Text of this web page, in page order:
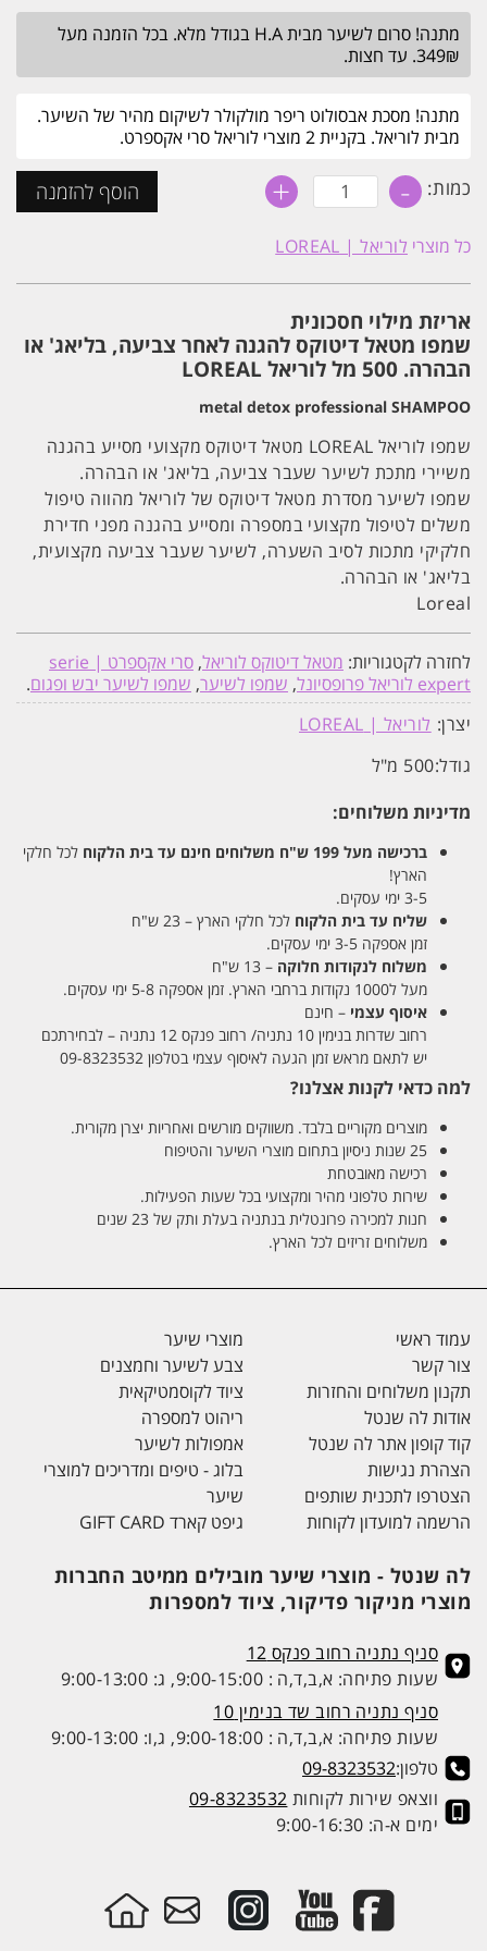
היה:
₪162.
הוא:
₪142. מתנה! סרום לשיער מבית H.A בגודל מלא. בכל הזמנה מעל
349₪. עד חצות.
מתנה! מסכת אבסולוט ריפר מולקולר לשיקום מהיר של השיער.
מבית לוריאל. בקניית 2 מוצרי לוריאל סרי אקספרט.
כמות: - כמות
של
מילוי
חסכונית
שמפו
דיטוקס
ללא
סופלטים
לשיער
או
500ML
לוריאל
+ הוסף להזמנה
כל מוצרי לוריאל | LOREAL
אריזת מילוי חסכונית
שמפו מטאל דיטוקס להגנה לאחר צביעה, בליאג' או
הבהרה. 500 מל לוריאל LOREAL
metal detox professional SHAMPOO
שמפו לוריאל LOREAL מטאל דיטוקס מקצועי מסייע בהגנה
משיירי מתכת לשיער שעבר צביעה, בליאג' או הבהרה.
שמפו לשיער מסדרת מטאל דיטוקס של לוריאל מהווה טיפול
משלים לטיפול מקצועי במספרה ומסייע בהגנה מפני חדירת
חלקיקי מתכות לסיב השערה, לשיער שעבר צביעה מקצועית,
בליאג' או הבהרה.
Loreal
לחזרה לקטגוריות: מטאל דיטוקס לוריאל,
סרי אקספרט | serie
expert לוריאל פרופסיונל
, שמפו לשיער, שמפו לשיער יבש ופגום.
יצרן: לוריאל | LOREAL
גודל:500 מ"ל
מדיניות משלוחים:
ברכישה מעל 199 ש"ח משלוחים חינם עד בית הלקוח לכל חלקי
הארץ!
3-5 ימי עסקים.
שליח עד בית הלקוח לכל חלקי הארץ – 23 ש"ח
זמן אספקה 3-5 ימי עסקים.
משלוח לנקודות חלוקה – 13 ש"ח
מעל ל1000 נקודות ברחבי הארץ. זמן אספקה 5-8 ימי עסקים.
איסוף עצמי – חינם
רחוב שדרות בנימין 10 נתניה/ רחוב פנקס 12 נתניה – לבחירתכם
יש לתאם מראש זמן הגעה לאיסוף עצמי בטלפון 09-8323532
למה כדאי לקנות אצלנו?
מוצרים מקוריים בלבד. משווקים מורשים ואחריות יצרן מקורית.
25 שנות ניסיון בתחום מוצרי השיער והטיפוח
רכישה מאובטחת
שירות טלפוני מהיר ומקצועי בכל שעות הפעילות.
חנות למכירה פרונטלית בנתניה בעלת ותק של 23 שנים
משלוחים זריזים לכל הארץ.
עמוד ראשי
צור קשר
תקנון משלוחים והחזרות
אודות לה שנטל
קוד קופון אתר לה שנטל
הצהרת נגישות
הצטרפו לתכנית שותפים
הרשמה למועדון לקוחות
מוצרי שיער
צבע לשיער וחמצנים
ציוד לקוסמטיקאית
ריהוט למספרה
אמפולות לשיער
בלוג - טיפים ומדריכים למוצרי
שיער
גיפט קארד GIFT CARD
לה שנטל - מוצרי שיער מובילים ממיטב החברות
מוצרי מניקור פדיקור, ציוד למספרות
סניף נתניה רחוב פנקס 12
שעות פתיחה: א,ב,ד,ה : 9:00-15:00, ג: 9:00-13:00
סניף נתניה רחוב שד בנימין 10
שעות פתיחה: א,ב,ד,ה : 9:00-18:00, ג,ו: 9:00-13:00
טלפון:09-8323532
ווצאפ שירות לקוחות 09-8323532
ימים א-ה: 9:00-16:30